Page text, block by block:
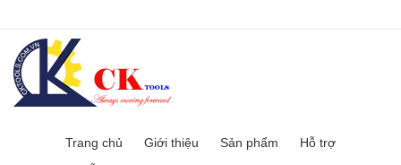
Trang chủ Giới thiệu Sản phẩm
Hỗ trợ